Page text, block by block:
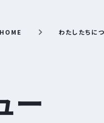
HOME わたしたちに
ー